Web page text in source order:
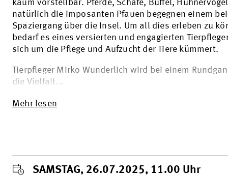
kaum vorstellbar. Pferde, Schafe, Büffel,
natürlich die imposanten Pfauen begegnen einem
Spaziergang über die Insel. Um all dies erleben zu
bedarf es eines versierten und engagierten
sich um die Pflege und Aufzucht der Tiere kümmert.
Tierpfleger Mirko Wunderlich wird bei einem
die Vielfalt...
Mehr lesen
SAMSTAG, 26.07.2025, 11.00 Uhr